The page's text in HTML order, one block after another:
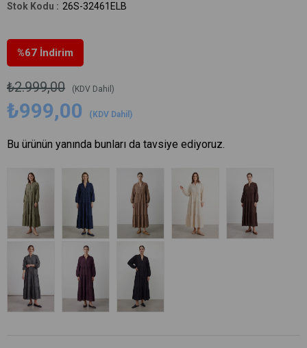
26S-32461ELB
%67 İndirim
₺2.999,00 (KDV Dahil)
₺999,00 (KDV Dahil)
Bu ürünün yanında bunları da tavsiye ediyoruz.